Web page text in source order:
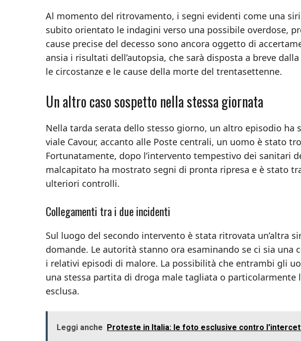
Al momento del ritrovamento, i segni evidenti come una
subito orientato le indagini verso una possibile overdose,
cause precise del decesso sono ancora oggetto di
ansia i risultati dell’autopsia, che sarà disposta a breve
le circostanze e le cause della morte del trentasettenne.
Un altro caso sospetto nella stessa giornata
Nella tarda serata dello stesso giorno, un altro episodio ha
viale Cavour, accanto alle Poste centrali, un uomo è stato
Fortunatamente, dopo l’intervento tempestivo dei sanitari
malcapitato ha mostrato segni di pronta ripresa e è stato
ulteriori controlli.
Collegamenti tra i due incidenti
Sul luogo del secondo intervento è stata ritrovata un’altra
domande. Le autorità stanno ora esaminando se ci sia una
i relativi episodi di malore. La possibilità che entrambi gli
una stessa partita di droga male tagliata o particolarmente
esclusa.
Leggi anche Proteste in Italia: le foto esclusive contro